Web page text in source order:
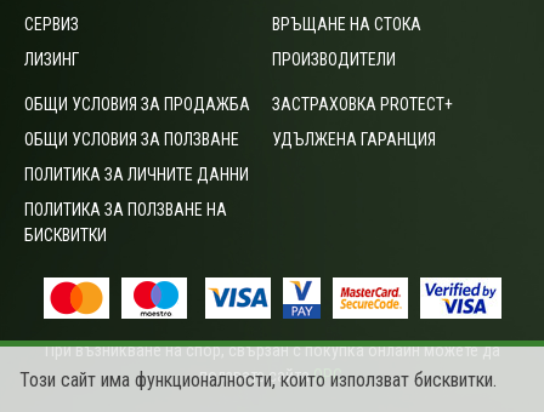
СЕРВИЗ
ЛИЗИНГ
ВРЪЩАНЕ НА СТОКА
ПРОИЗВОДИТЕЛИ
ОБЩИ УСЛОВИЯ ЗА ПРОДАЖБА
ОБЩИ УСЛОВИЯ ЗА ПОЛЗВАНЕ
ПОЛИТИКА ЗА ЛИЧНИТЕ ДАННИ
ПОЛИТИКА ЗА ПОЛЗВАНЕ НА
БИСКВИТКИ
ЗАСТРАХОВКА PROTECT+
УДЪЛЖЕНА ГАРАНЦИЯ
При възникване на спор, свързан с покупка онлайн можете да
ползвате сайтаОРС.
Този сайт има функционалности, които използват бисквитки.